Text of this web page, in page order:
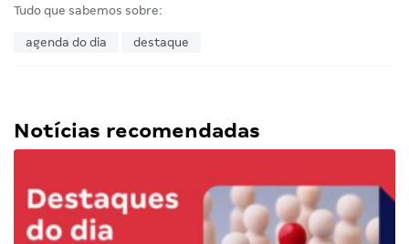
Tudo que sabemos sobre:
agenda do dia destaque
Notícias recomendadas